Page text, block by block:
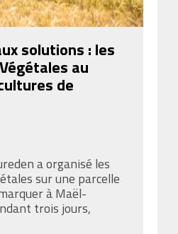
solutions : les
au
de
a organisé les
sur une parcelle
à Maël-
trois jours,